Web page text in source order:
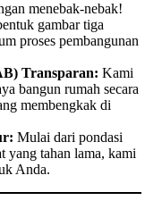
menebak-nebak!
gambar tiga
proses pembangunan
Transparan: Kami
bangun rumah secara
membengkak di
Mulai dari pondasi
yang tahan lama, kami
Anda.